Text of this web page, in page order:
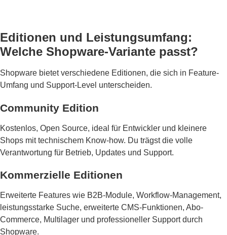
Editionen und Leistungsumfang:
Welche Shopware-Variante passt?
Shopware bietet verschiedene Editionen, die sich in Feature-
Umfang und Support-Level unterscheiden.
Community Edition
Kostenlos, Open Source, ideal für Entwickler und kleinere
Shops mit technischem Know-how. Du trägst die volle
Verantwortung für Betrieb, Updates und Support.
Kommerzielle Editionen
Erweiterte Features wie B2B-Module, Workflow-Management,
leistungsstarke Suche, erweiterte CMS-Funktionen, Abo-
Commerce, Multilager und professioneller Support durch
Shopware.